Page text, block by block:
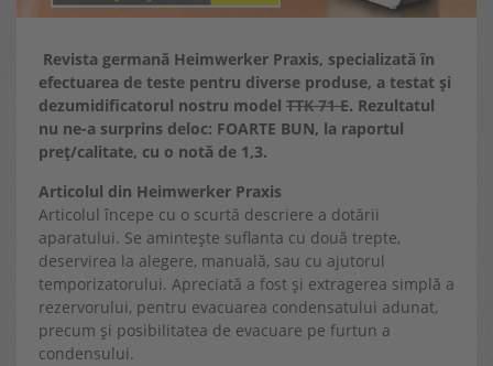
Revista germană Heimwerker Praxis, specializată în
efectuarea de teste pentru diverse produse, a testat și
dezumidificatorul nostru model TTK 71 E. Rezultatul
nu ne-a surprins deloc: FOARTE BUN, la raportul
preț/calitate, cu o notă de 1,3.
Articolul din Heimwerker Praxis
Articolul începe cu o scurtă descriere a dotării
aparatului. Se amintește suflanta cu două trepte,
deservirea la alegere, manuală, sau cu ajutorul
temporizatorului. Apreciată a fost și extragerea simplă a
rezervorului, pentru evacuarea condensatului adunat,
precum și posibilitatea de evacuare pe furtun a
condensului.